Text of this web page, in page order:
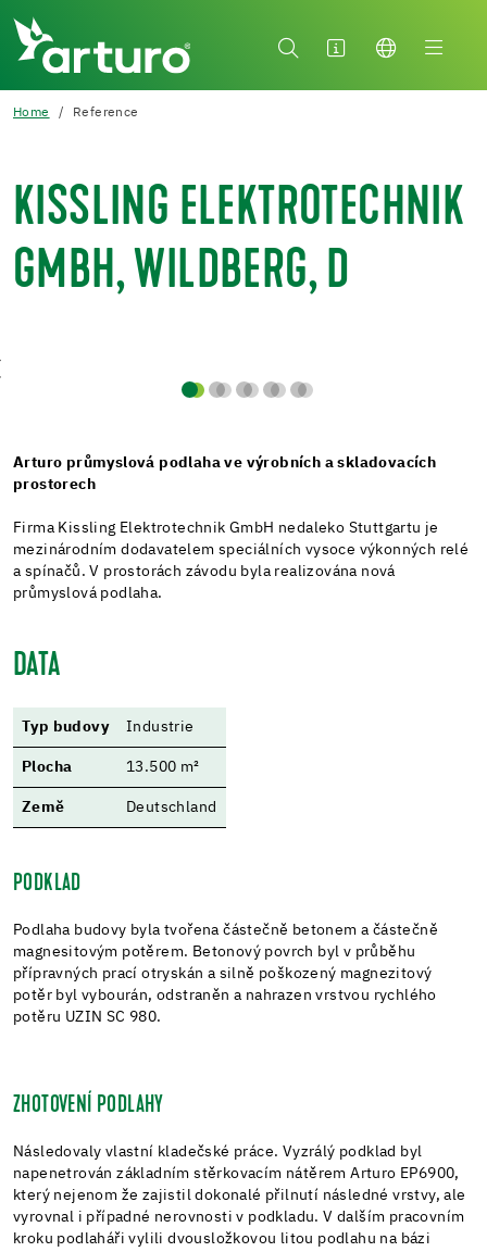
Home Reference
KISSLING ELEKTROTECHNIK
GMBH, WILDBERG, D
Arturo průmyslová podlaha ve výrobních a skladovacích
prostorech
Firma Kissling Elektrotechnik GmbH nedaleko Stuttgartu je
mezinárodním dodavatelem speciálních vysoce výkonných relé
a spínačů. V prostorách závodu byla realizována nová
průmyslová podlaha.
DATA
Typ budovy Industrie
Plocha 13.500 m²
Země Deutschland
PODKLAD
Podlaha budovy byla tvořena částečně betonem a částečně
magnesitovým potěrem. Betonový povrch byl v průběhu
přípravných prací otryskán a silně poškozený magnezitový
potěr byl vybourán, odstraněn a nahrazen vrstvou rychlého
potěru UZIN SC 980.
ZHOTOVENÍ PODLAHY
Následovaly vlastní kladečské práce. Vyzrálý podklad byl
napenetrován základním stěrkovacím nátěrem Arturo EP6900,
který nejenom že zajistil dokonalé přilnutí následné vrstvy, ale
vyrovnal i případné nerovnosti v podkladu. V dalším pracovním
kroku podlaháři vylili dvousložkovou litou podlahu na bázi